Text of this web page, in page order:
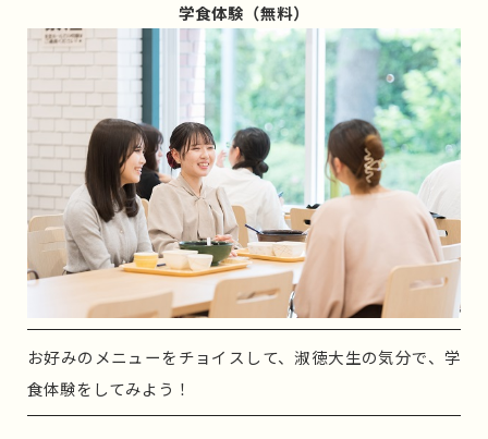
学食体験（無料）
お好みのメニューをチョイスして、淑徳大生の気分で、学
食体験をしてみよう！